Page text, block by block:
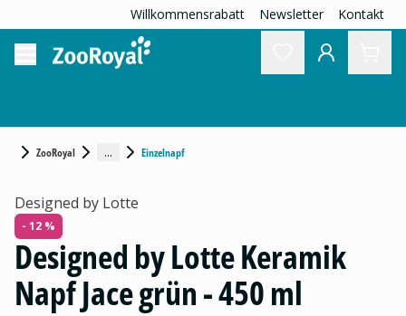
Willkommensrabatt Newsletter Kontakt
ZooRoyal ... Einzelnapf
Designed by Lotte
- 12 %
Designed by Lotte Keramik
Napf Jace grün - 450 ml